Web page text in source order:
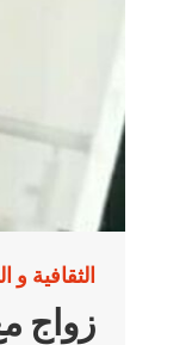
الثقافية و
زواج